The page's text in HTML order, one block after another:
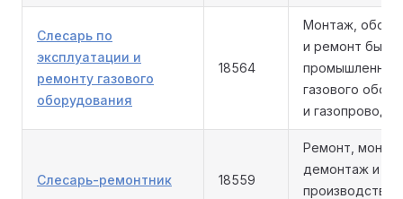
Слесарь по
эксплуатации и
ремонту газового
оборудования
18564
Монтаж,
и ремонт
газового
и
Слесарь-ремонтник 18559
Ремонт,
демонтаж и